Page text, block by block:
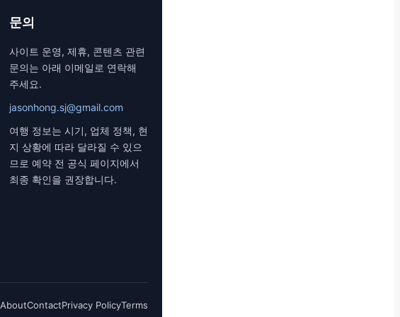
문의
사이트 운영, 제휴, 콘텐츠 관련
문의는 아래 이메일로 연락해
주세요.
jasonhong.sj@gmail.com
여행 정보는 시기, 업체 정책, 현
지 상황에 따라 달라질 수 있으
므로 예약 전 공식 페이지에서
최종 확인을 권장합니다.
AboutContactPrivacy PolicyTerms